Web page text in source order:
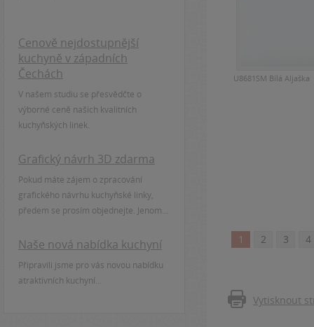
U8681SM Bílá Aljaška
1 2 3 4
Vytisknout
Cenově nejdostupnější
kuchyně v západních
Čechách
V našem studiu se přesvědčte o
výborné ceně našich kvalitních
kuchyňských linek.
Grafický návrh 3D zdarma
Pokud máte zájem o zpracování
grafického návrhu kuchyňské linky,
předem se prosím objednejte. Jenom...
Naše nová nabídka kuchyní
Připravili jsme pro vás novou nabídku
atraktivních kuchyní...